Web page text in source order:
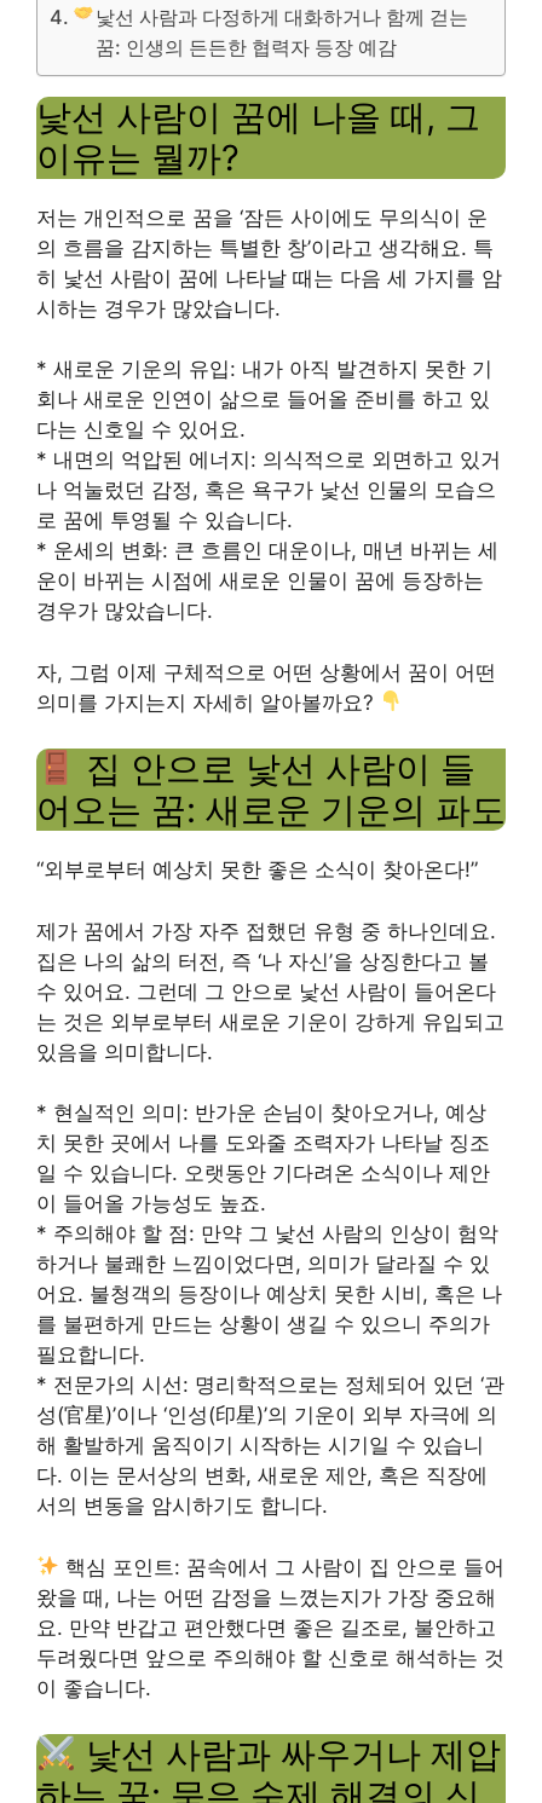
낯선 사람과 다정하게 대화하거나 함께 걷는
꿈: 인생의 든든한 협력자 등장 예감
낯선 사람이 꿈에 나올 때, 그
이유는 뭘까?
저는 개인적으로 꿈을 ‘잠든 사이에도 무의식이 운
의 흐름을 감지하는 특별한 창’이라고 생각해요. 특
히 낯선 사람이 꿈에 나타날 때는 다음 세 가지를 암
시하는 경우가 많았습니다.
* 새로운 기운의 유입: 내가 아직 발견하지 못한 기
회나 새로운 인연이 삶으로 들어올 준비를 하고 있
다는 신호일 수 있어요.
* 내면의 억압된 에너지: 의식적으로 외면하고 있거
나 억눌렀던 감정, 혹은 욕구가 낯선 인물의 모습으
로 꿈에 투영될 수 있습니다.
* 운세의 변화: 큰 흐름인 대운이나, 매년 바뀌는 세
운이 바뀌는 시점에 새로운 인물이 꿈에 등장하는
경우가 많았습니다.
자, 그럼 이제 구체적으로 어떤 상황에서 꿈이 어떤
의미를 가지는지 자세히 알아볼까요?
집 안으로 낯선 사람이 들
어오는 꿈: 새로운 기운의 파도
“외부로부터 예상치 못한 좋은 소식이 찾아온다!”
제가 꿈에서 가장 자주 접했던 유형 중 하나인데요.
집은 나의 삶의 터전, 즉 ‘나 자신’을 상징한다고 볼
수 있어요. 그런데 그 안으로 낯선 사람이 들어온다
는 것은 외부로부터 새로운 기운이 강하게 유입되고
있음을 의미합니다.
* 현실적인 의미: 반가운 손님이 찾아오거나, 예상
치 못한 곳에서 나를 도와줄 조력자가 나타날 징조
일 수 있습니다. 오랫동안 기다려온 소식이나 제안
이 들어올 가능성도 높죠.
* 주의해야 할 점: 만약 그 낯선 사람의 인상이 험악
하거나 불쾌한 느낌이었다면, 의미가 달라질 수 있
어요. 불청객의 등장이나 예상치 못한 시비, 혹은 나
를 불편하게 만드는 상황이 생길 수 있으니 주의가
필요합니다.
* 전문가의 시선: 명리학적으로는 정체되어 있던 ‘관
성(官星)’이나 ‘인성(印星)’의 기운이 외부 자극에 의
해 활발하게 움직이기 시작하는 시기일 수 있습니
다. 이는 문서상의 변화, 새로운 제안, 혹은 직장에
서의 변동을 암시하기도 합니다.
핵심 포인트: 꿈속에서 그 사람이 집 안으로 들어
왔을 때, 나는 어떤 감정을 느꼈는지가 가장 중요해
요. 만약 반갑고 편안했다면 좋은 길조로, 불안하고
두려웠다면 앞으로 주의해야 할 신호로 해석하는 것
이 좋습니다.
낯선 사람과 싸우거나 제압